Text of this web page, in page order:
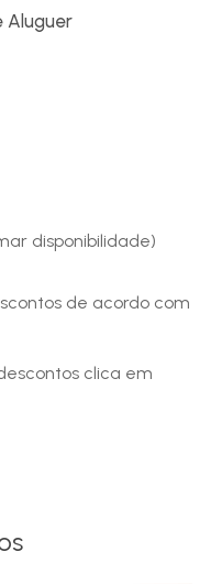
Aluguer
disponibilidade)
de acordo com
clica em